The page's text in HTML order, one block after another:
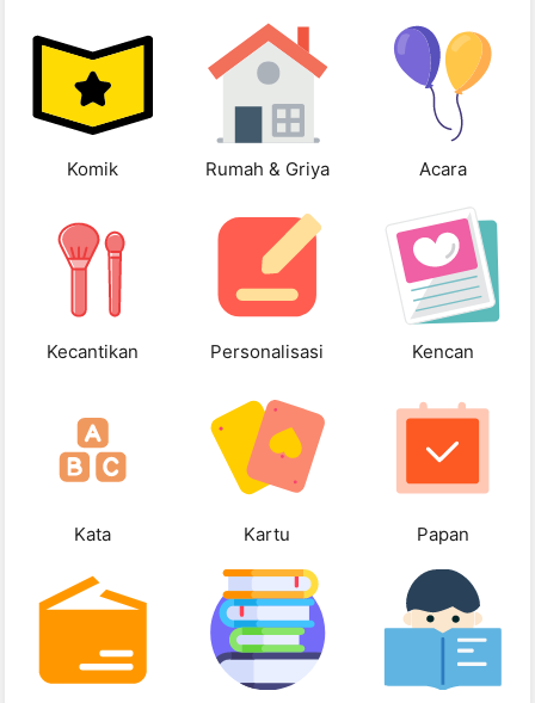
Komik Rumah & Griya Acara
Kecantikan Personalisasi Kencan
Kata Kartu Papan